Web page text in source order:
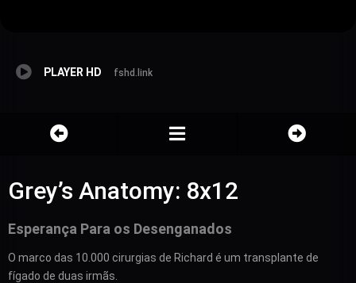
PLAYER HD fshd.link
Grey’s Anatomy: 8x12
Esperança Para os Desenganados
O marco das 10.000 cirurgias de Richard é um transplante de
fígado de duas irmãs.